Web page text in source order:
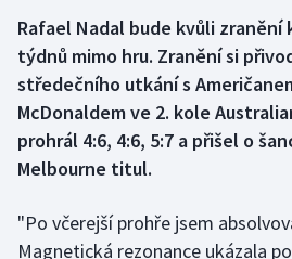
Boby a skeleton
Box
Curling
Florbal
AZ kvíz
Rafael Nadal bude kvůli zranění
týdnů mimo hru. Zranění si
středečního utkání s
McDonaldem ve 2. kole
prohrál 4:6, 4:6, 5:7 a přišel o
Melbourne titul.
"Po včerejší prohře jsem
Magnetická rezonance ukázala